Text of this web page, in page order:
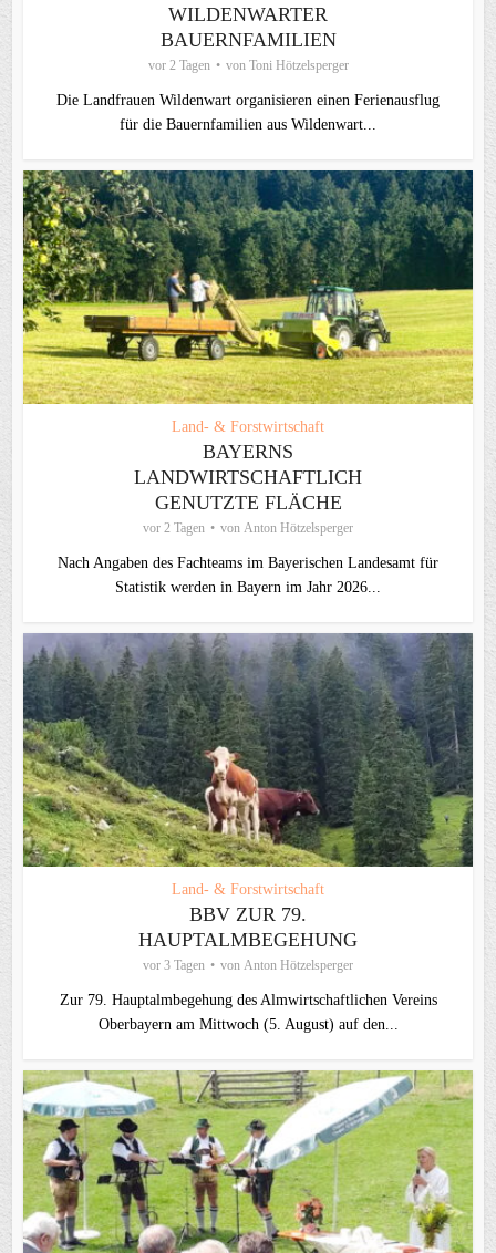
WILDENWARTER
BAUERNFAMILIEN
vor 2 Tagen von Toni Hötzelsperger
Die Landfrauen Wildenwart organisieren einen Ferienausflug
für die Bauernfamilien aus Wildenwart...
Land- & Forstwirtschaft
BAYERNS
LANDWIRTSCHAFTLICH
GENUTZTE FLÄCHE
vor 2 Tagen von Anton Hötzelsperger
Nach Angaben des Fachteams im Bayerischen Landesamt für
Statistik werden in Bayern im Jahr 2026...
Land- & Forstwirtschaft
BBV ZUR 79.
HAUPTALMBEGEHUNG
vor 3 Tagen von Anton Hötzelsperger
Zur 79. Hauptalmbegehung des Almwirtschaftlichen Vereins
Oberbayern am Mittwoch (5. August) auf den...